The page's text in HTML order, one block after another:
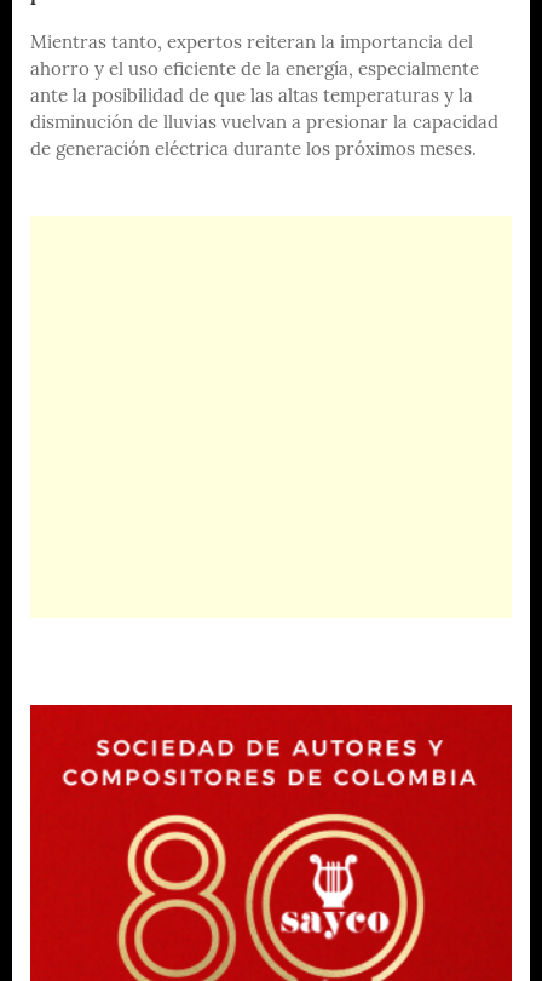
Mientras tanto, expertos reiteran la importancia del
ahorro y el uso eficiente de la energía, especialmente
ante la posibilidad de que las altas temperaturas y la
disminución de lluvias vuelvan a presionar la capacidad
de generación eléctrica durante los próximos meses.